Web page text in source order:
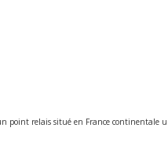
point relais situé en France